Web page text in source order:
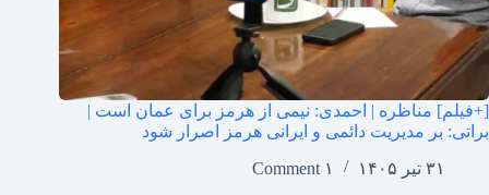
[+فیلم] مناظره | احمدی: نیمی از هرمز برای عمان است |
براتی: بر مدیریت دائمی و ایرانی هرمز اصرار شود
۳۱ تیر ۱۴۰۵
۱ Comment